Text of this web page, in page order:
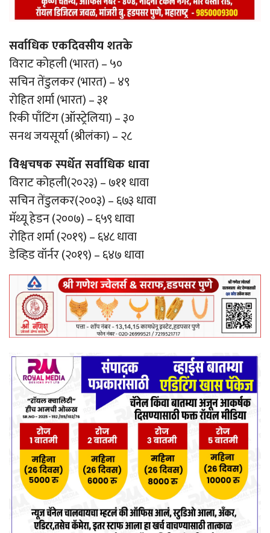
सर्वाधिक एकदिवसीय शतके
विराट कोहली (भारत) – ५०
सचिन तेंडुलकर (भारत) – ४९
रोहित शर्मा (भारत) – ३१
रिकी पाँटिंग (ऑस्ट्रेलिया) – ३०
सनथ जयसूर्या (श्रीलंका) – २८
विश्वचषक स्पर्धेत सर्वाधिक धावा
विराट कोहली(२०२३) – ७११ धावा
सचिन तेंडुलकर(२००३) – ६७३ धावा
मॅथ्यू हेडन (२००७) – ६५९ धावा
रोहित शर्मा (२०१९) – ६४८ धावा
डेव्हिड वॉर्नर (२०१९) – ६४७ धावा